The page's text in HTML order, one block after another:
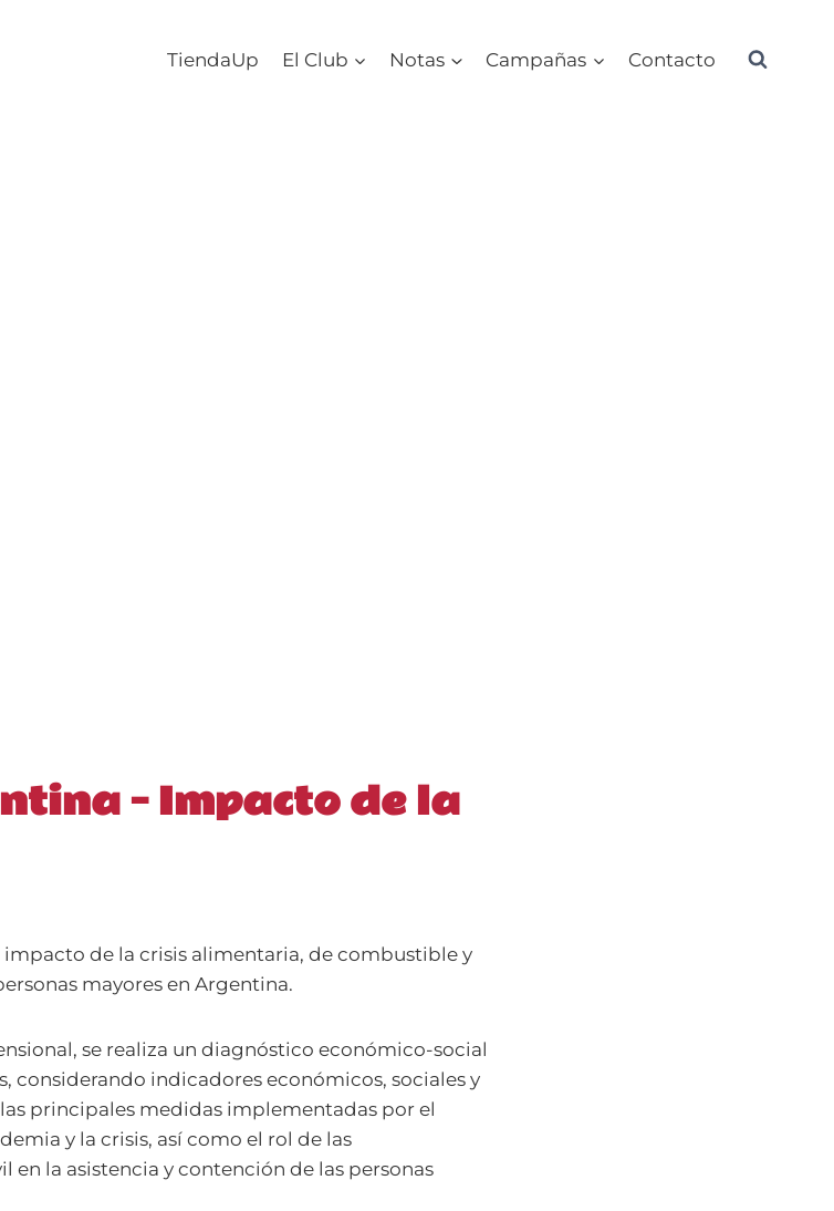
TiendaUp El Club Notas Campañas Contacto
– Impacto de la
de la crisis alimentaria, de combustible y
mayores en Argentina.
se realiza un diagnóstico económico-social
considerando indicadores económicos, sociales y
principales medidas implementadas por el
y la crisis, así como el rol de las
en la asistencia y contención de las personas